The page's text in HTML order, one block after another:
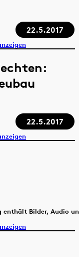
22.5.2017
22.5.2017
enthält Bilder, Audio